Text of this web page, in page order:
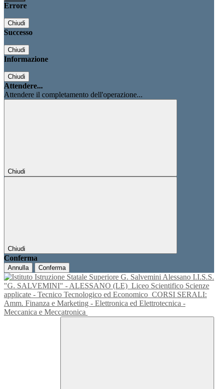
Errore
Chiudi
Successo
Chiudi
Informazione
Chiudi
Attendere...
Attendere il completamento dell'operazione...
Chiudi
Chiudi
Conferma
Annulla Conferma
I.I.S.S.
"G. SALVEMINI" - ALESSANO (LE) Liceo Scientifico Scienze
applicate - Tecnico Tecnologico ed Economico CORSI SERALI:
Amm. Finanza e Marketing - Elettronica ed Elettrotecnica -
Meccanica e Meccatronica